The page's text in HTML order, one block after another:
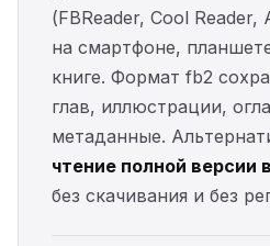
(FBReader, Cool Reader,
на смартфоне,
книге. Формат fb2
глав, иллюстрации,
метаданные.
чтение полной версии
без скачивания и без